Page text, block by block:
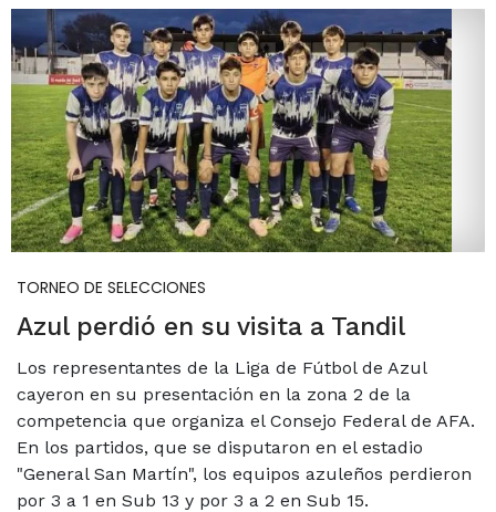
TORNEO DE SELECCIONES
Azul perdió en su visita a Tandil
Los representantes de la Liga de Fútbol de Azul
cayeron en su presentación en la zona 2 de la
competencia que organiza el Consejo Federal de AFA.
En los partidos, que se disputaron en el estadio
"General San Martín", los equipos azuleños perdieron
por 3 a 1 en Sub 13 y por 3 a 2 en Sub 15.